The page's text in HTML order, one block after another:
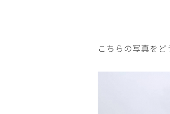
こちらの写真を